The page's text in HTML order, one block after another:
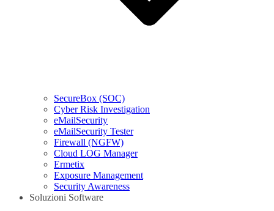
SecureBox (SOC)
Cyber Risk Investigation
eMailSecurity
eMailSecurity Tester
Firewall (NGFW)
Cloud LOG Manager
Ermetix
Exposure Management
Security Awareness
Soluzioni Software